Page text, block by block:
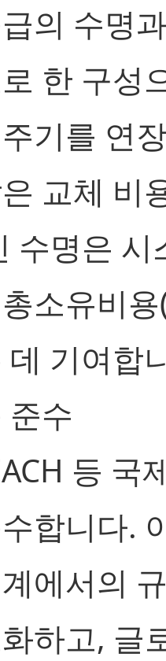
의 수명
한 구성
기를 연
교체 비
수명은 시
소유비용
데 기여합
수
등 국
합니다.
에서의
하고, 글